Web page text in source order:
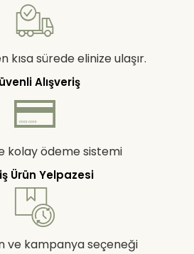
kısa sürede elinize ulaşır.
Alışveriş
kolay ödeme sistemi
Ürün Yelpazesi
ve kampanya seçeneği